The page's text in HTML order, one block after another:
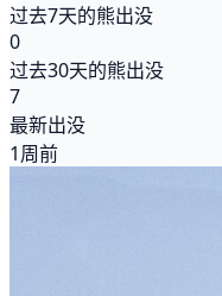
过去7天的熊出没
0
过去30天的熊出没
7
最新出没
1周前